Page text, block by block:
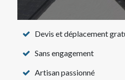
Devis et déplacement
Sans engagement
Artisan passionné